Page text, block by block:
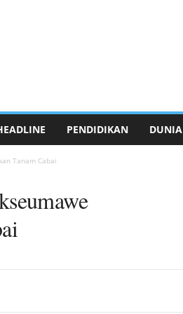
PENDIDIKAN DUNIA
Tanam Cabai